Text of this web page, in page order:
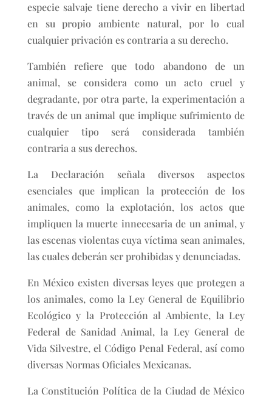
especie salvaje tiene derecho a vivir en libertad
en su propio ambiente natural, por lo cual
cualquier privación es contraria a su derecho.
También refiere que todo abandono de un
animal, se considera como un acto cruel y
degradante, por otra parte, la experimentación a
través de un animal que implique sufrimiento de
cualquier tipo será considerada también
contraria a sus derechos.
La Declaración señala diversos aspectos
esenciales que implican la protección de los
animales, como la explotación, los actos que
impliquen la muerte innecesaria de un animal, y
las escenas violentas cuya víctima sean animales,
las cuales deberán ser prohibidas y denunciadas.
En México existen diversas leyes que protegen a
los animales, como la Ley General de Equilibrio
Ecológico y la Protección al Ambiente, la Ley
Federal de Sanidad Animal, la Ley General de
Vida Silvestre, el Código Penal Federal, así como
diversas Normas Oficiales Mexicanas.
La Constitución Política de la Ciudad de México